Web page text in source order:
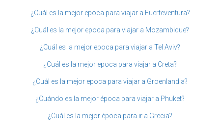
¿Cuál es la mejor epoca para viajar a Fuerteventura?
¿Cuál es la mejor epoca para viajar a Mozambique?
¿Cuál es la mejor epoca para viajar a Tel Aviv?
¿Cuál es la mejor epoca para viajar a Creta?
¿Cuál es la mejor epoca para viajar a Groenlandia?
¿Cuándo es la mejor época para viajar a Phuket?
¿Cuál es la mejor época para ir a Grecia?